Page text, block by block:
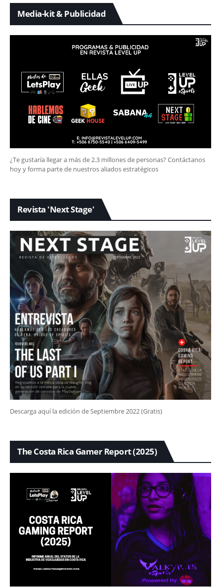
Media-kit & Publicidad
¿Te gustaría llegar a más de 2.3 millones de personas? Contáctanos
hoy y forma parte de nuestros aliados estratégicos
Revista 'Next Stage'
Descarga aquí la edición de Septiembre 2022 (Gratis)
The Costa Rica Gamer Report (2025)